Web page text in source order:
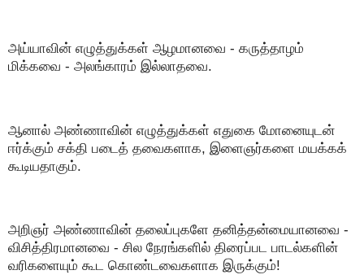
அய்யாவின் எழுத்துக்கள் ஆழமானவை - கருத்தாழம்
மிக்கவை - அலங்காரம் இல்லாதவை.
ஆனால் அண்ணாவின் எழுத்துக்கள் எதுகை மோனையுடன்
ஈர்க்கும் சக்தி படைத் தவைகளாக, இளைஞர்களை மயக்கக்
கூடியதாகும்.
அறிஞர் அண்ணாவின் தலைப்புகளே தனித்தன்மையானவை -
விசித்திரமானவை - சில நேரங்களில் திரைப்பட பாடல்களின்
வரிகளையும் கூட கொண்டவைகளாக இருக்கும்!